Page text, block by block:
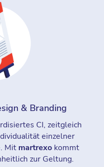
& Branding
CI, zeitgleich
einzelner
Mit martrexokommt
zur Geltung.